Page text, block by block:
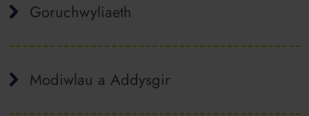
Goruchwyliaeth
Modiwlau a Addysgir